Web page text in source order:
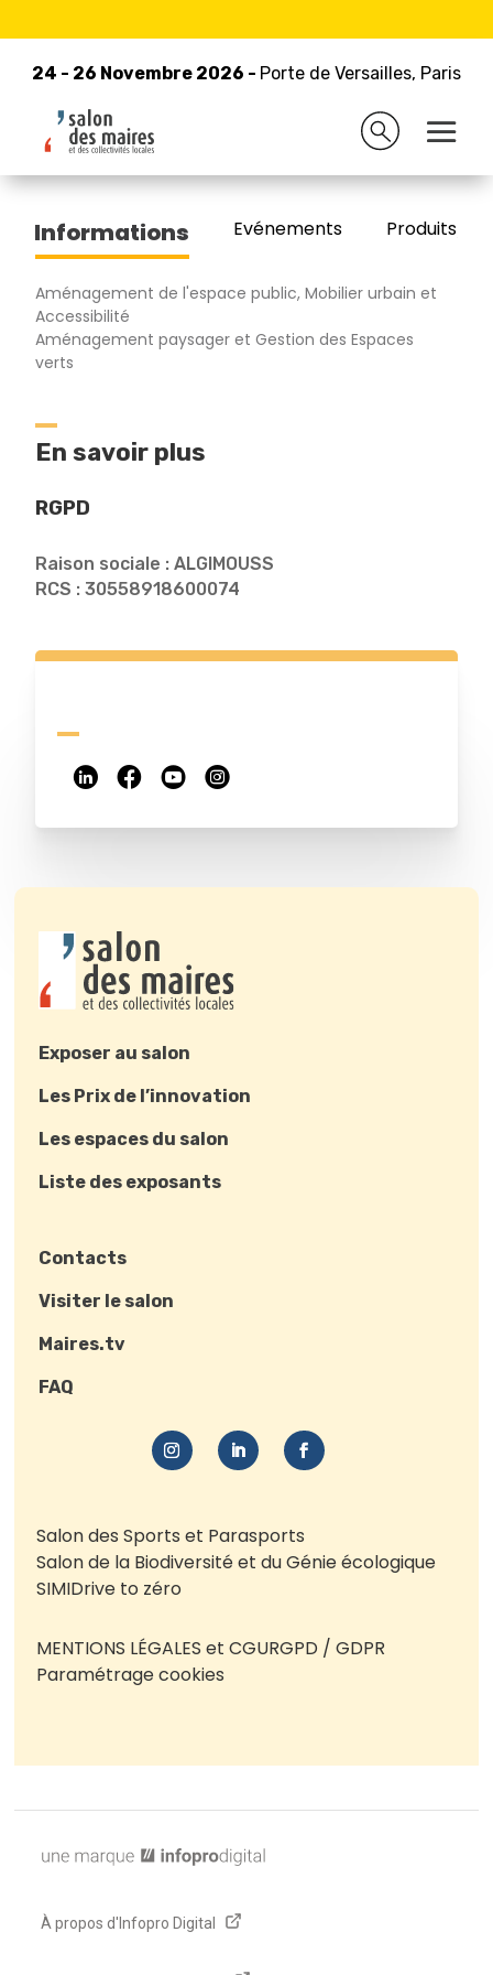
24 - 26 Novembre 2026 - Porte de Versailles, Paris
24 - 26 Novembre 2026 - Porte de Versailles, Paris
Retour à la liste des exposants
ALGIMOUSS
Informations Evénements Produits/
Aménagement de l'espace public, Mobilier urbain et
Accessibilité
Aménagement paysager et Gestion des Espaces
verts
En savoir plus
RGPD
Raison sociale : ALGIMOUSS
RCS : 30558918600074
Exposer au salon
Les Prix de l’innovation
Les espaces du salon
Liste des exposants
Contacts
Visiter le salon
Maires.tv
FAQ
Salon des Sports et Parasports
Salon de la Biodiversité et du Génie écologique
SIMIDrive to zéro
MENTIONS LÉGALES et CGURGPD / GDPR
Paramétrage cookies